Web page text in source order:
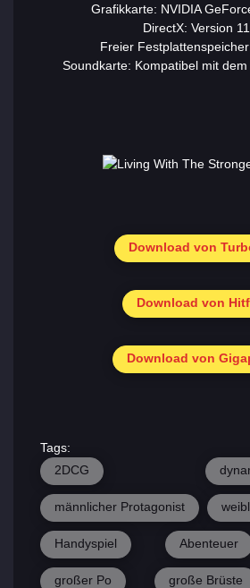
Grafikkarte: NVIDIA
DirectX: Version
Freier
Soundkarte: Kompatibel mit
Download von
Download von
Download von
Tags:
2DCG
männlicher Protagonist
Handyspiel Abenteuer
großer Po große Brüste